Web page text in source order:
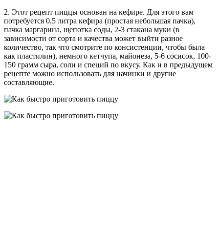
2. Этот рецепт пиццы основан на кефире. Для этого вам
потребуется 0,5 литра кефира (простая небольшая пачка),
пачка маргарина, щепотка соды, 2-3 стакана муки (в
зависимости от сорта и качества может выйти разное
количество, так что смотрите по консистенции, чтобы была
как пластилин), немного кетчупа, майонеза, 5-6 сосисок, 100-
150 грамм сыра, соли и специй по вкусу. Как и в предыдущем
рецепте можно использовать для начинки и другие
составляющие.